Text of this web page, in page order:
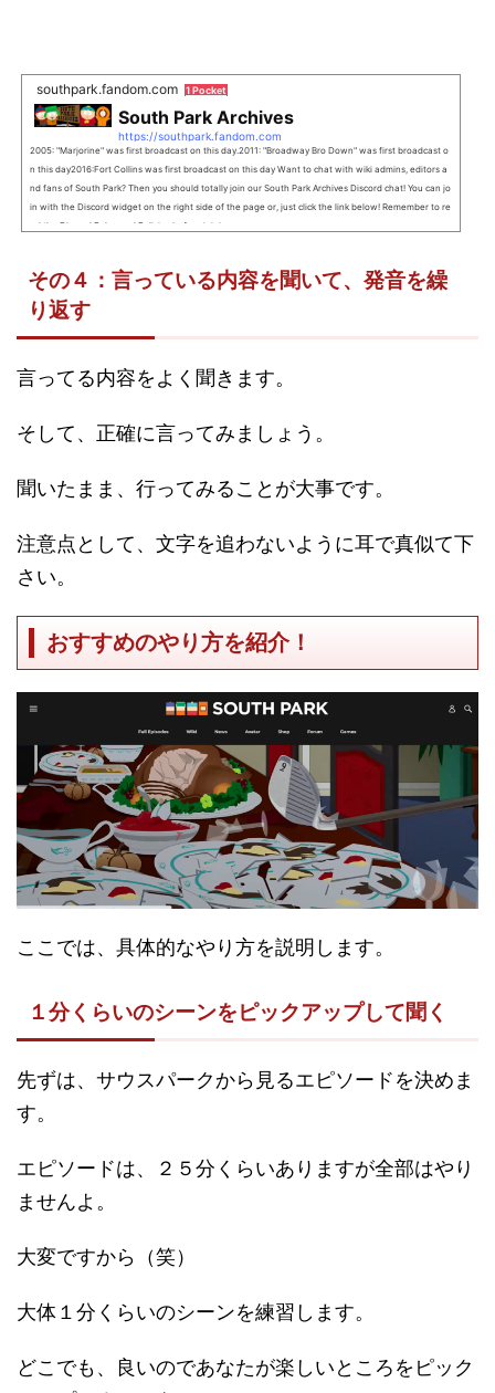
southpark.fandom.com 1 Pocket
South Park Archives
https://southpark.fandom.com
2005: "Marjorine" was first broadcast on this day.2011: "Broadway Bro Down" was first broadcast o
n this day2016:Fort Collins was first broadcast on this day Want to chat with wiki admins, editors a
nd fans of South Park? Then you should totally join our South Park Archives Discord chat! You can jo
in with the Discord widget on the right side of the page or, just click the link below! Remember to re
ad the Discord Rules and Policies before joining.
その４：言っている内容を聞いて、発音を繰
り返す
言ってる内容をよく聞きます。
そして、正確に言ってみましょう。
聞いたまま、行ってみることが大事です。
注意点として、文字を追わないように耳で真似て下
さい。
おすすめのやり方を紹介！
ここでは、具体的なやり方を説明します。
１分くらいのシーンをピックアップして聞く
先ずは、サウスパークから見るエピソードを決めま
す。
エピソードは、２５分くらいありますが全部はやり
ませんよ。
大変ですから（笑）
大体１分くらいのシーンを練習します。
どこでも、良いのであなたが楽しいところをピック